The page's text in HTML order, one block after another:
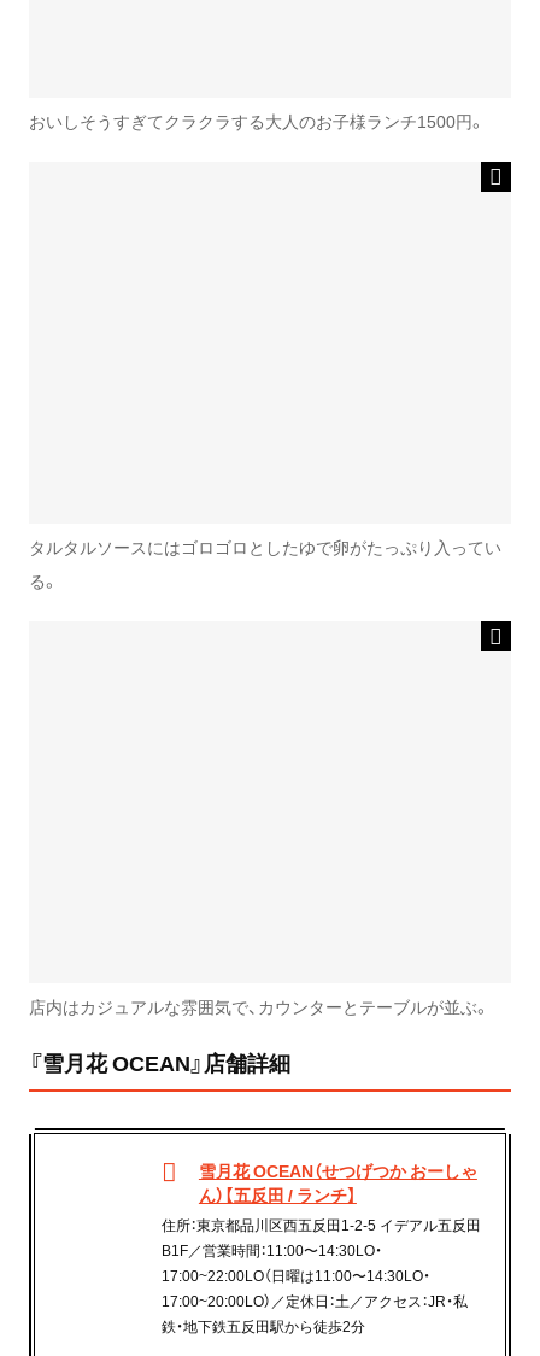
おいしそうすぎてクラクラする大人のお子様ランチ1500円。
タルタルソースにはゴロゴロとしたゆで卵がたっぷり入ってい
る。
店内はカジュアルな雰囲気で、カウンターとテーブルが並ぶ。
『雪月花 OCEAN』店舗詳細
雪月花 OCEAN（せつげつか おーしゃ
ん）【五反田 / ランチ】
住所：東京都品川区西五反田1-2-5 イデアル五反田
B1F／営業時間：11:00〜14:30LO・
17:00~22:00LO（日曜は11:00〜14:30LO・
17:00~20:00LO）／定休日：土／アクセス：JR・私
鉄・地下鉄五反田駅から徒歩2分